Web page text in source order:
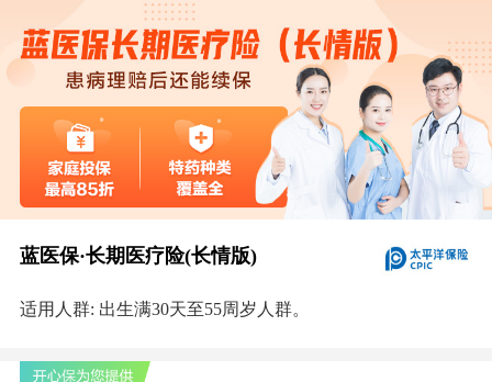
蓝医保·长期医疗险(长情版)
适用人群: 出生满30天至55周岁人群。